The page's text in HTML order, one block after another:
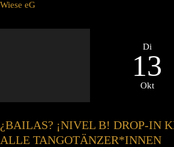
Wiese eG
Di
13
Okt
¿BAILAS? ¡NIVEL B! DROP-IN
ALLE TANGOTÄNZER*INNEN